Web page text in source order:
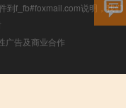
到f_fb#foxmail.com说明，我们
广告及商业合作